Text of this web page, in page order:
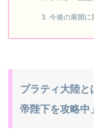
今後の展開に
プラティ大陸と
帝陛下を攻略中